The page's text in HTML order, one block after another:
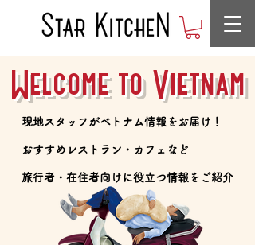
Welcome to Vietnam
​現地スタッフがベトナム情報をお届け！
​おすすめレストラン・カフェなど
​旅行者・在住者向けに役立つ情報をご紹介